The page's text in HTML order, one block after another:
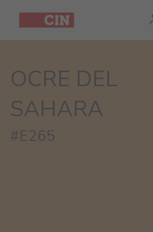
OCRE DEL
SAHARA
#E265